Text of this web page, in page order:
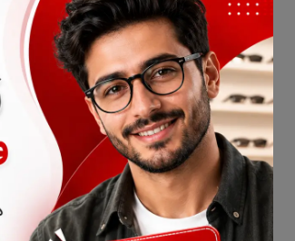
اطلاعات تماس
02177116909
info@civiliha.com
ارسال فوری در تهران + ارسال به